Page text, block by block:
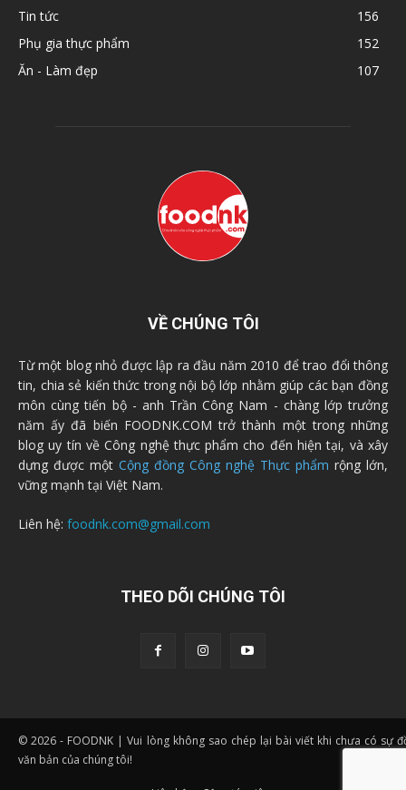
Tin tức
156
Phụ gia thực phẩm
152
Ăn - Làm đẹp
107
VỀ CHÚNG TÔI
Từ một blog nhỏ được lập ra đầu năm 2010 để trao đổi thông
tin, chia sẻ kiến thức trong nội bộ lớp nhằm giúp các bạn đồng
môn cùng tiến bộ - anh Trần Công Nam - chàng lớp trưởng
năm ấy đã biến FOODNK.COM trở thành một trong những
blog uy tín về Công nghệ thực phẩm cho đến hiện tại, và xây
dựng được một Cộng đồng Công nghệ Thực phẩm rộng lớn,
vững mạnh tại Việt Nam.
Liên hệ: foodnk.com@gmail.com
THEO DÕI CHÚNG TÔI
© 2026 - FOODNK | Vui lòng không sao chép lại bài viết khi chưa có sự
văn bản của chúng tôi!